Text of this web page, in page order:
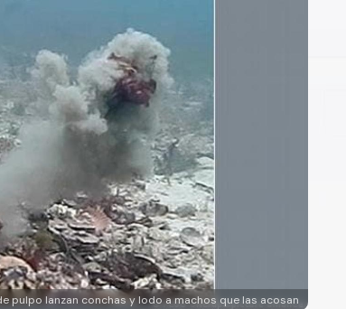
pulpo lanzan conchas y lodo a machos que las acosan